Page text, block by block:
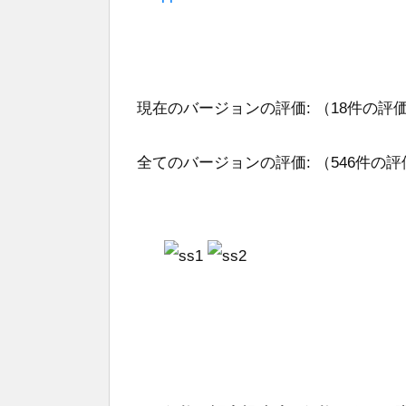
現在のバージョンの評価: （18件の評価
全てのバージョンの評価: （546件の評